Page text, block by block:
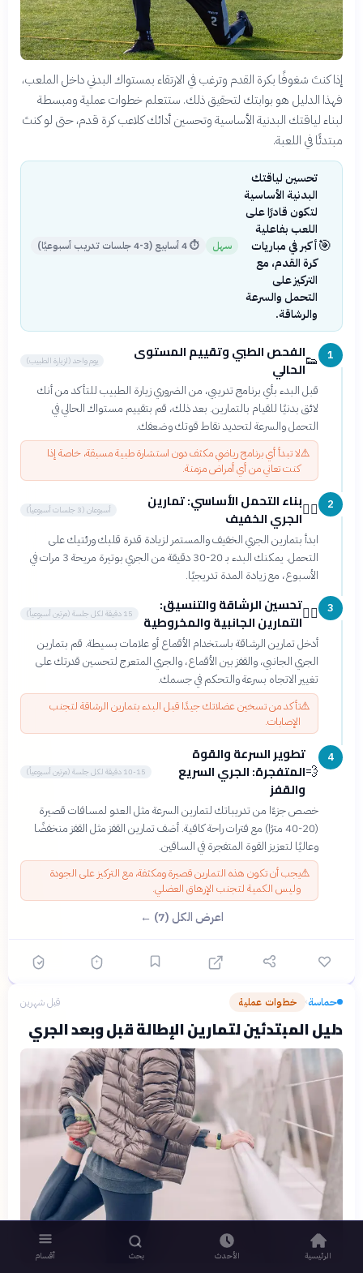
إذا كنتَ شغوفًا بكرة القدم وترغب في الارتقاء بمستواك البدني داخل الملعب،
فهذا الدليل هو بوابتك لتحقيق ذلك. ستتعلم خطوات عملية ومبسطة
لبناء لياقتك البدنية الأساسية وتحسين أدائك كلاعب كرة قدم، حتى لو كنتَ
مبتدئًا في اللعبة.
🎯
تحسين لياقتك
البدنية الأساسية
لتكون قادرًا على
اللعب بفاعلية
أكبر في مباريات
كرة القدم، مع
التركيز على
التحمل والسرعة
والرشاقة.
سهل ⏱4 أسابيع (3-4 جلسات تدريب أسبوعيًا)
1
👟الفحص الطبي وتقييم المستوى
الحالي
يوم واحد (لزيارة الطبيب)
قبل البدء بأي برنامج تدريبي، من الضروري زيارة الطبيب للتأكد من أنك
لائق بدنيًا للقيام بالتمارين. بعد ذلك، قم بتقييم مستواك الحالي في
التحمل والسرعة لتحديد نقاط قوتك وضعفك.
⚠️لا تبدأ أي برنامج رياضي مكثف دون استشارة طبية مسبقة، خاصة إذا
كنت تعاني من أي أمراض مزمنة.
2
🏃‍♂️بناء التحمل الأساسي: تمارين
الجري الخفيف
أسبوعان (3 جلسات أسبوعياً)
ابدأ بتمارين الجري الخفيف والمستمر لزيادة قدرة قلبك ورئتيك على
التحمل. يمكنك البدء بـ 20-30 دقيقة من الجري بوتيرة مريحة 3 مرات في
الأسبوع، مع زيادة المدة تدريجيًا.
3
🤸‍♂️تحسين الرشاقة والتنسيق:
التمارين الجانبية والمخروطية
15 دقيقة لكل جلسة (مرتين أسبوعياً)
أدخل تمارين الرشاقة باستخدام الأقماع أو علامات بسيطة. قم بتمارين
الجري الجانبي، والقفز بين الأقماع، والجري المتعرج لتحسين قدرتك على
تغيير الاتجاه بسرعة والتحكم في جسمك.
⚠️تأكد من تسخين عضلاتك جيدًا قبل البدء بتمارين الرشاقة لتجنب
الإصابات.
4
💨
تطوير السرعة والقوة
المتفجرة: الجري السريع
والقفز
10-15 دقيقة لكل جلسة (مرتين أسبوعياً)
خصص جزءًا من تدريباتك لتمارين السرعة مثل العدو لمسافات قصيرة
(20-40 مترًا) مع فترات راحة كافية. أضف تمارين القفز مثل القفز منخفضًا
وعاليًا لتعزيز القوة المتفجرة في الساقين.
⚠️يجب أن تكون هذه التمارين قصيرة ومكثفة، مع التركيز على الجودة
وليس الكمية لتجنب الإرهاق العضلي.
اعرض الكل (7) ←
حماسة› خطوات عملية قبل شهرين
دليل المبتدئين لتمارين الإطالة قبل وبعد الجري
الرئيسية الأحدث بحث أقسام